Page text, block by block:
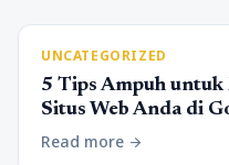
UNCATEGORIZED
5 Tips Ampuh
Situs Web Anda di
Read more arrow_forward